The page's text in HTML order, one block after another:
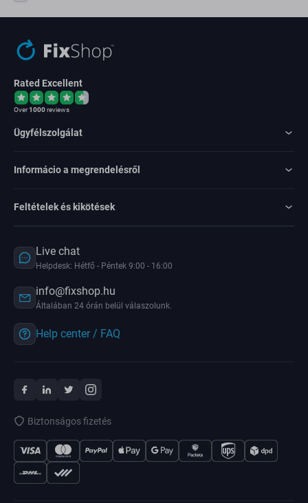
Rated Excellent
Over1000reviews
Ügyfélszolgálat
Informácio a megrendelésről
Feltételek és kikötések
Live chat
Helpdesk: Hétfő - Péntek 9:00 - 16:00
info@fixshop.hu
Általában 24 órán belül válaszolunk.
Help center / FAQ
Biztonságos fizetés